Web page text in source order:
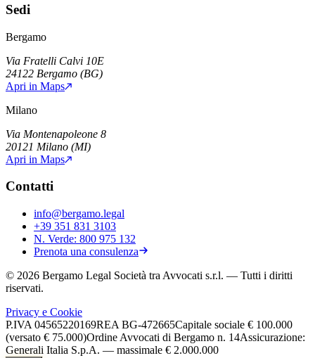
Sedi
Bergamo
Via Fratelli Calvi 10E
24122 Bergamo (BG)
Apri in Maps
Milano
Via Montenapoleone 8
20121 Milano (MI)
Apri in Maps
Contatti
info@bergamo.legal
+39 351 831 3103
N. Verde: 800 975 132
Prenota una consulenza
© 2026 Bergamo Legal Società tra Avvocati s.r.l. — Tutti i diritti
riservati.
Privacy e Cookie
P.IVA 04565220169REA BG-472665Capitale sociale € 100.000
(versato € 75.000)Ordine Avvocati di Bergamo n. 14Assicurazione:
Generali Italia S.p.A. — massimale € 2.000.000